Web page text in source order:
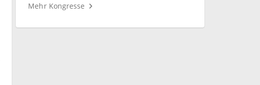
Mehr Kongresse